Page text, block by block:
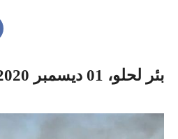
بئر لحلو، 01 ديسمبر 2020 (